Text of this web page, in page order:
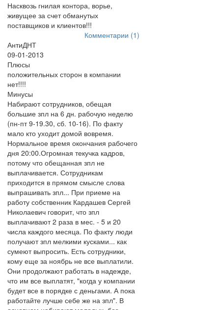
Насквозь гнилая контора, ворье,
живущее за счет обманутых
поставщиков и клиентов!!!
Комментарии (1)
АнтиДНТ
09-01-2013
Плюсы
положительных сторон в компании
нет!!!!
Минусы
Набирают сотрудников, обещая
большие зпл на 6 дн. рабочую неделю
(пн-пт 9-19.30, сб. 10-16). По факту
мало кто уходит домой вовремя.
Нормальное время окончания рабочего
дня 20:00.Огромная текучка кадров,
потому что обещанная зпл не
выплачивается. Сотрудникам
приходится в прямом смысле слова
выпрашивать зпл... При приеме на
работу собственник Кардашев Сергей
Николаевич говорит, что зпл
выплачивают 2 раза в мес. - 5 и 20
числа каждого месяца. По факту люди
получают зпл мелкими кусками... как
сумеют выпросить. Есть сотрудники,
кому еще за ноябрь не все выплатили.
Они продолжают работать в надежде,
что им все выплатят, "когда у компании
будет все в порядке с деньгами. А пока
работайте лучше себе же на зпл". В